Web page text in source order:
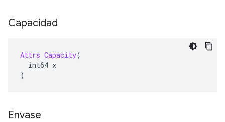
Capacidad
Attrs Capacity(
int64 x
)
Envase